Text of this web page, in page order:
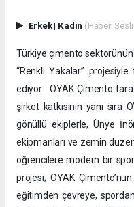
Erkek| Kadın (Haberi
Türkiye çimento
“Renkli Yakalar”
ediyor. OYAK Çimento
şirket katkısının yanı sıra
gönüllü ekiplerle, Ünye
ekipmanları ve zemin
öğrencilere modern bir
projesi; OYAK
eğitimden çevreye,